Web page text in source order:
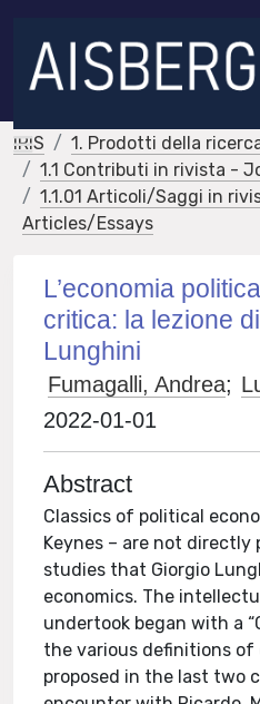
IRIS
1. Prodotti della
1.1 Contributi in rivista -
1.1.01 Articoli/Saggi in
Articles/Essays
L’economia
critica: la lezione
Lunghini
Fumagalli, Andrea;
2022-01-01
Abstract
Classics of political
Keynes – are not
studies that Giorgio
economics. The
undertook began with a
the various definitions of
proposed in the last two